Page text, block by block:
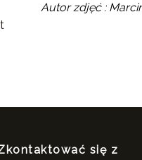
Autor zdjęć :
się z